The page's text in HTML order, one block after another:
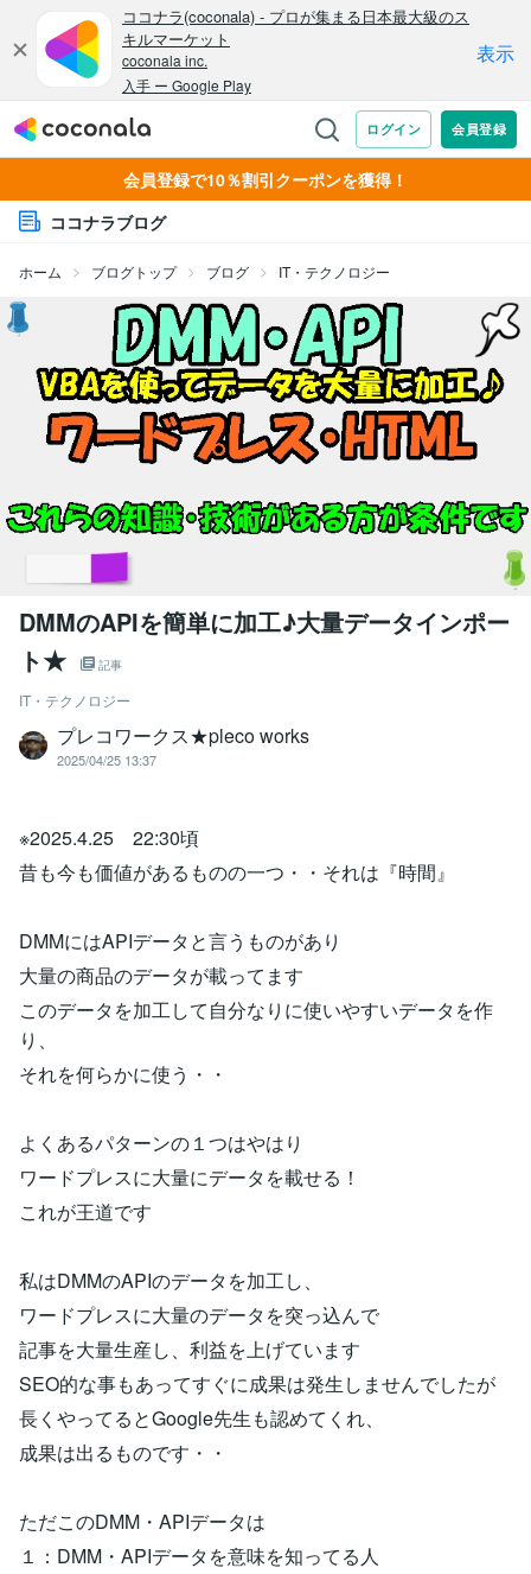
会員登録で10％割引クーポンを獲得！
ココナラブログ
ホーム ブログトップ ブログ IT・テクノロジー
DMMのAPIを簡単に加工♪大量データインポー
ト★
記事
IT・テクノロジー
プレコワークス★pleco works
2025/04/25 13:37
※2025.4.25 22:30頃
昔も今も価値があるものの一つ・・それは『時間』
DMMにはAPIデータと言うものがあり
大量の商品のデータが載ってます
このデータを加工して自分なりに使いやすいデータを作
り、
それを何らかに使う・・
よくあるパターンの１つはやはり
ワードプレスに大量にデータを載せる！
これが王道です
私はDMMのAPIのデータを加工し、
ワードプレスに大量のデータを突っ込んで
記事を大量生産し、利益を上げています
SEO的な事もあってすぐに成果は発生しませんでしたが
長くやってるとGoogle先生も認めてくれ、
成果は出るものです・・
ただこのDMM・APIデータは
１：DMM・APIデータを意味を知ってる人